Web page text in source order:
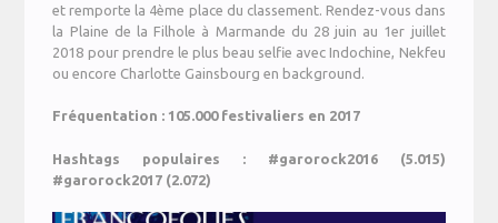
et remporte la 4ème place du classement. Rendez-vous dans
la Plaine de la Filhole à Marmande du 28 juin au 1er juillet
2018 pour prendre le plus beau selfie avec Indochine, Nekfeu
ou encore Charlotte Gainsbourg en background.
Fréquentation : 105.000 festivaliers en 2017
Hashtags populaires : #garorock2016 (5.015)
#garorock2017 (2.072)